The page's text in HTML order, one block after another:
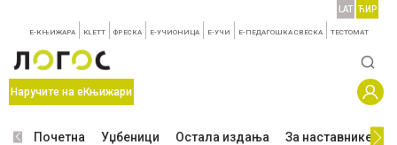
E-КЊИЖАРА KLETT ФРЕСКА E-УЧИОНИЦА E-УЧИ Е-ПЕДАГОШКА СВЕСКА TЕСТОМАТ
LAT ЋИР
Наручите на еКњижари
Почетна Уџбеници Остала издања За наставнике